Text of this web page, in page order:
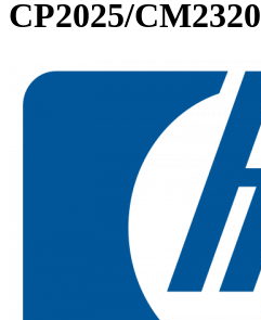
CP2025/CM2320